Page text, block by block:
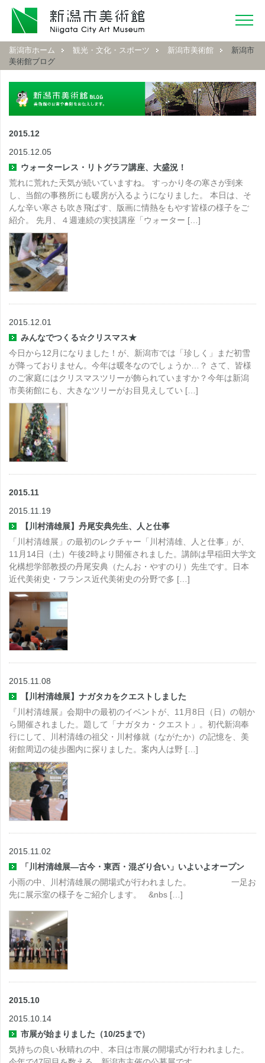
新潟市ホーム 観光・文化・スポーツ 新潟市美術館
新潟市
美術館ブログ
2015.12
2015.12.05
ウォーターレス・リトグラフ講座、大盛況！
荒れに荒れた天気が続いていますね。 すっかり冬の寒さが到来
し、当館の事務所にも暖房が入るようになりました。 本日は、そ
んな辛い寒さも吹き飛ばす、版画に情熱をもやす皆様の様子をご
紹介。 先月、４週連続の実技講座「ウォーター […]
2015.12.01
みんなでつくる☆クリスマス★
今日から12月になりました！が、新潟市では「珍しく」まだ初雪
が降っておりません。今年は暖冬なのでしょうか…？ さて、皆様
のご家庭にはクリスマスツリーが飾られていますか？今年は新潟
市美術館にも、大きなツリーがお目見えしてい […]
2015.11
2015.11.19
【川村清雄展】丹尾安典先生、人と仕事
「川村清雄展」の最初のレクチャー「川村清雄、人と仕事」が、
11月14日（土）午後2時より開催されました。講師は早稲田大学文
化構想学部教授の丹尾安典（たんお・やすのり）先生です。日本
近代美術史・フランス近代美術史の分野で多 […]
2015.11.08
【川村清雄展】ナガタカをクエストしました
『川村清雄展』会期中の最初のイベントが、11月8日（日）の朝か
ら開催されました。題して「ナガタカ・クエスト」。初代新潟奉
行にして、川村清雄の祖父・川村修就（ながたか）の記憶を、美
術館周辺の徒歩圏内に探りました。案内人は野 […]
2015.11.02
「川村清雄展―古今・東西・混ざり合い」いよいよオープン
小雨の中、川村清雄展の開場式が行われました。 一足お
先に展示室の様子をご紹介します。 &nbs […]
2015.10
2015.10.14
市展が始まりました（10/25まで）
気持ちの良い秋晴れの中、本日は市展の開場式が行われました。